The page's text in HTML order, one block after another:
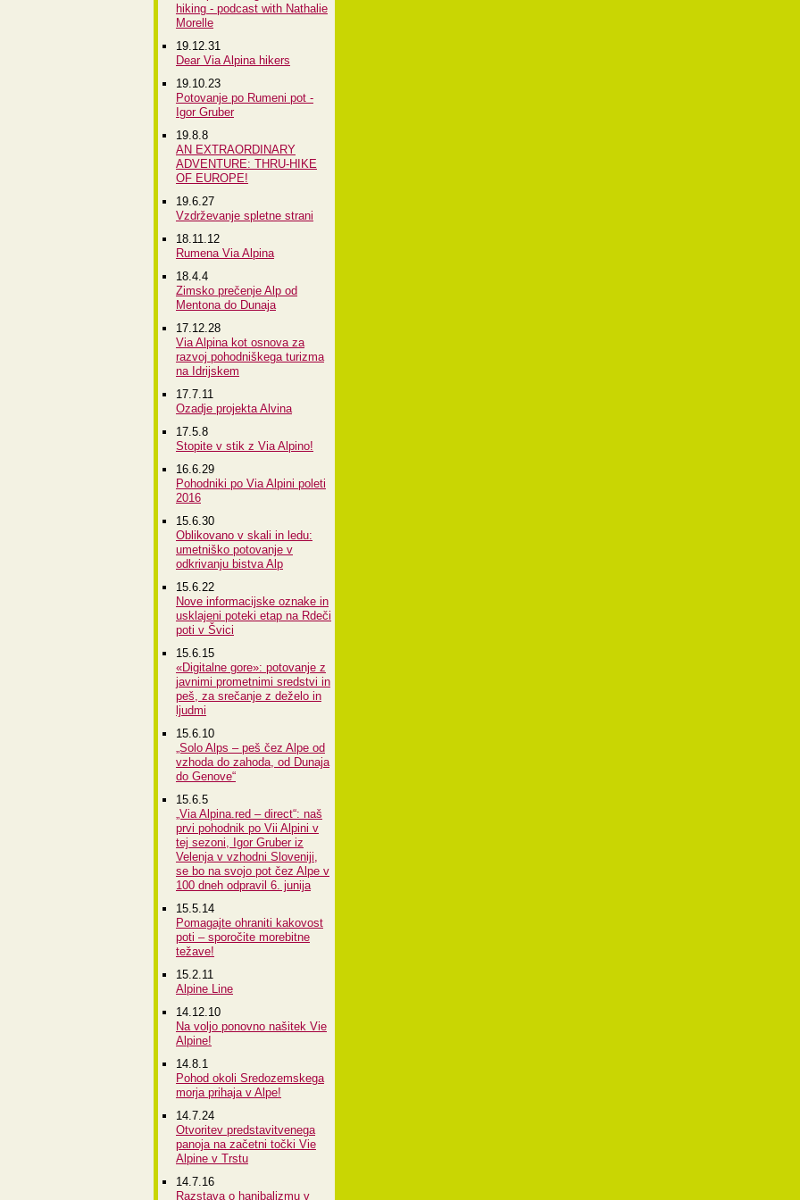
hiking - podcast with Nathalie
Morelle
19.12.31
Dear Via Alpina hikers
19.10.23
Potovanje po Rumeni pot -
Igor Gruber
19.8.8
AN EXTRAORDINARY
ADVENTURE: THRU-HIKE
OF EUROPE!
19.6.27
Vzdrževanje spletne strani
18.11.12
Rumena Via Alpina
18.4.4
Zimsko prečenje Alp od
Mentona do Dunaja
17.12.28
Via Alpina kot osnova za
razvoj pohodniškega turizma
na Idrijskem
17.7.11
Ozadje projekta Alvina
17.5.8
Stopite v stik z Via Alpino!
16.6.29
Pohodniki po Via Alpini poleti
2016
15.6.30
Oblikovano v skali in ledu:
umetniško potovanje v
odkrivanju bistva Alp
15.6.22
Nove informacijske oznake in
usklajeni poteki etap na Rdeči
poti v Švici
15.6.15
«Digitalne gore»: potovanje z
javnimi prometnimi sredstvi in
peš, za srečanje z deželo in
ljudmi
15.6.10
„Solo Alps – peš čez Alpe od
vzhoda do zahoda, od Dunaja
do Genove“
15.6.5
„Via Alpina.red – direct“: naš
prvi pohodnik po Vii Alpini v
tej sezoni, Igor Gruber iz
Velenja v vzhodni Sloveniji,
se bo na svojo pot čez Alpe v
100 dneh odpravil 6. junija
15.5.14
Pomagajte ohraniti kakovost
poti – sporočite morebitne
težave!
15.2.11
Alpine Line
14.12.10
Na voljo ponovno našitek Vie
Alpine!
14.8.1
Pohod okoli Sredozemskega
morja prihaja v Alpe!
14.7.24
Otvoritev predstavitvenega
panoja na začetni točki Vie
Alpine v Trstu
14.7.16
Razstava o hanibalizmu v